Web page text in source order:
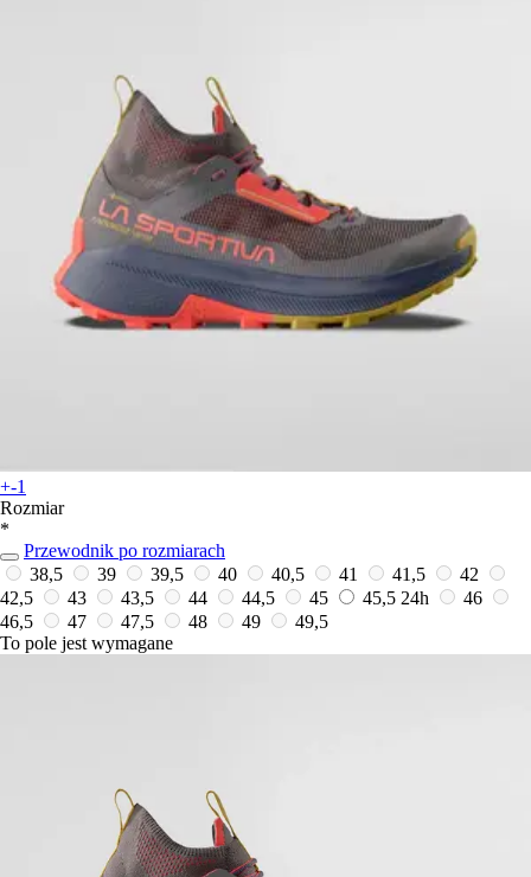
+-1
Rozmiar
*
Przewodnik po rozmiarach
38,5
39 39,5 40 40,5 41 41,5
42
42,5
43 43,5 44 44,5 45 45,5 24h
46
46,5
47 47,5 48 49
49,5
To pole jest wymagane